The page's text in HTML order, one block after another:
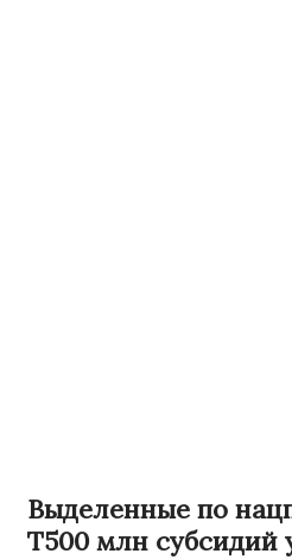
Выделенные по
Т500 млн субсидий